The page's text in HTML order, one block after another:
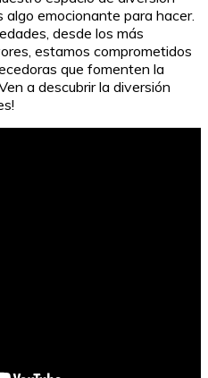
emocionante para hacer.
desde los más
estamos comprometidos
que fomenten la
a descubrir la diversión